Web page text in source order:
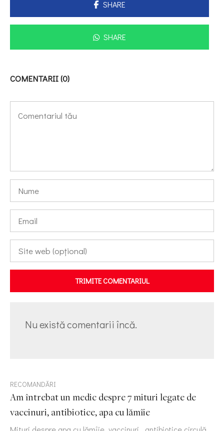
SHARE
SHARE
COMENTARII (0)
TRIMITE COMENTARIUL
Nu există comentarii încă.
RECOMANDĂRI
Am întrebat un medic despre 7 mituri legate de
vaccinuri, antibiotice, apa cu lămîie